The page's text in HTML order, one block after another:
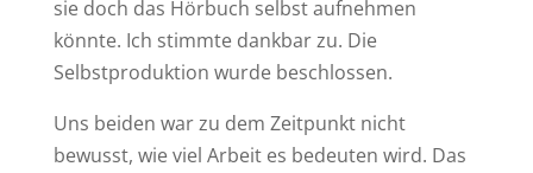
sie doch das Hörbuch selbst aufnehmen
könnte. Ich stimmte dankbar zu. Die
Selbstproduktion wurde beschlossen.
Uns beiden war zu dem Zeitpunkt nicht
bewusst, wie viel Arbeit es bedeuten wird. Das